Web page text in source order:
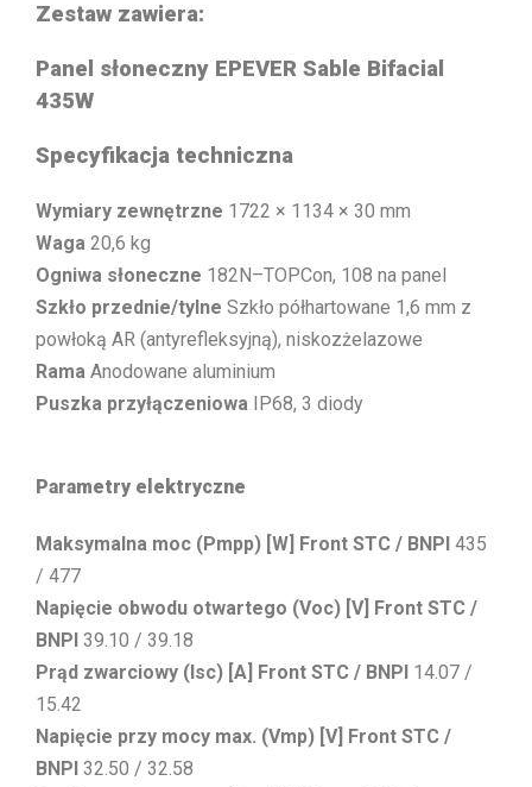
Zestaw zawiera:
Panel słoneczny EPEVER Sable Bifacial
435W
Specyfikacja techniczna
Wymiary zewnętrzne 1722 × 1134 × 30 mm
Waga 20,6 kg
Ogniwa słoneczne 182N–TOPCon, 108 na panel
Szkło przednie/tylne Szkło półhartowane 1,6 mm z
powłoką AR (antyrefleksyjną), niskozżelazowe
Rama Anodowane aluminium
Puszka przyłączeniowa IP68, 3 diody
Parametry elektryczne
Maksymalna moc (Pmpp) [W] Front STC / BNPI 435
/ 477
Napięcie obwodu otwartego (Voc) [V] Front STC /
BNPI 39.10 / 39.18
Prąd zwarciowy (Isc) [A] Front STC / BNPI 14.07 /
15.42
Napięcie przy mocy max. (Vmp) [V] Front STC /
BNPI 32.50 / 32.58